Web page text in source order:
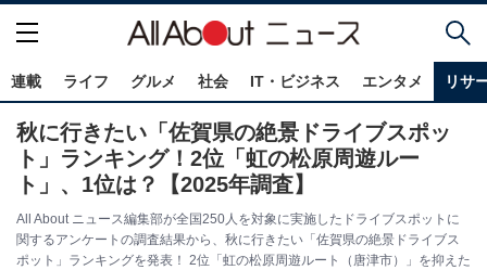
連載 ライフ グルメ 社会 IT・ビジネス エンタメ リサ
秋に行きたい「佐賀県の絶景ドライブスポッ
ト」ランキング！2位「虹の松原周遊ルー
ト」、1位は？【2025年調査】
All About ニュース編集部が全国250人を対象に実施したドライブスポットに
関するアンケートの調査結果から、秋に行きたい「佐賀県の絶景ドライブス
ポット」ランキングを発表！ 2位「虹の松原周遊ルート（唐津市）」を抑えた